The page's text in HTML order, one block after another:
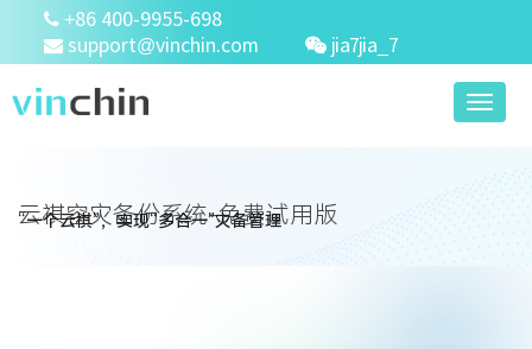
+86 400-9955-698
support@vinchin.com
jia7jia_7
云祺容灾备份系统-免费试用版
“一个云祺”，实现“多合一”灾备管理